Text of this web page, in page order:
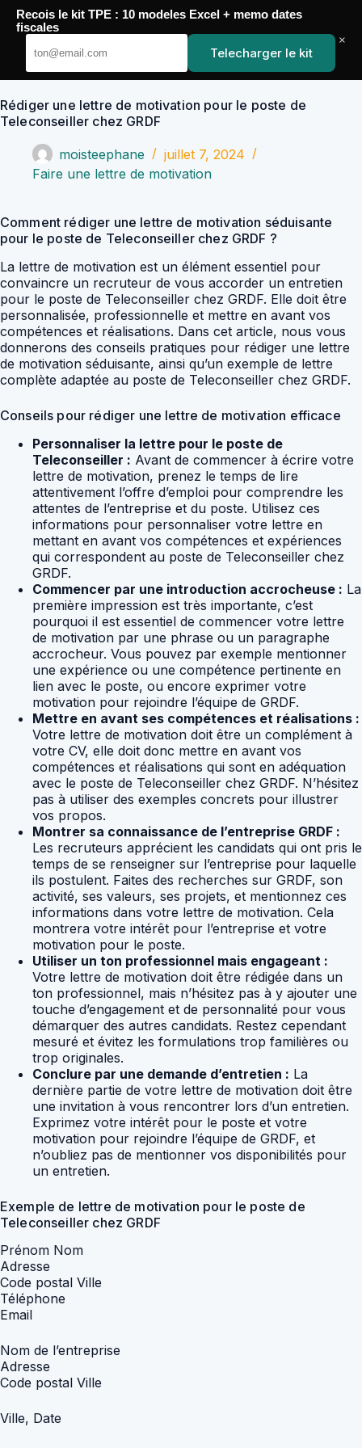
Passer
contenu
YoupiJobs
Rédiger une lettre de motivation pour le poste de
Teleconseiller chez GRDF
moisteephane
juillet 7, 2024
Faire une lettre de motivation
Comment rédiger une lettre de motivation séduisante
pour le poste de Teleconseiller chez GRDF ?
La lettre de motivation est un élément essentiel pour
convaincre un recruteur de vous accorder un entretien
pour le poste de Teleconseiller chez GRDF. Elle doit être
personnalisée, professionnelle et mettre en avant vos
compétences et réalisations. Dans cet article, nous vous
donnerons des conseils pratiques pour rédiger une lettre
de motivation séduisante, ainsi qu’un exemple de lettre
complète adaptée au poste de Teleconseiller chez GRDF.
Conseils pour rédiger une lettre de motivation efficace
Personnaliser la lettre pour le poste de
Teleconseiller : Avant de commencer à écrire votre
lettre de motivation, prenez le temps de lire
attentivement l’offre d’emploi pour comprendre les
attentes de l’entreprise et du poste. Utilisez ces
informations pour personnaliser votre lettre en
mettant en avant vos compétences et expériences
qui correspondent au poste de Teleconseiller chez
GRDF.
Commencer par une introduction accrocheuse : La
première impression est très importante, c’est
pourquoi il est essentiel de commencer votre lettre
de motivation par une phrase ou un paragraphe
accrocheur. Vous pouvez par exemple mentionner
une expérience ou une compétence pertinente en
lien avec le poste, ou encore exprimer votre
motivation pour rejoindre l’équipe de GRDF.
Mettre en avant ses compétences et réalisations :
Votre lettre de motivation doit être un complément à
votre CV, elle doit donc mettre en avant vos
compétences et réalisations qui sont en adéquation
avec le poste de Teleconseiller chez GRDF. N’hésitez
pas à utiliser des exemples concrets pour illustrer
vos propos.
Montrer sa connaissance de l’entreprise GRDF :
Les recruteurs apprécient les candidats qui ont pris le
temps de se renseigner sur l’entreprise pour laquelle
ils postulent. Faites des recherches sur GRDF, son
activité, ses valeurs, ses projets, et mentionnez ces
informations dans votre lettre de motivation. Cela
montrera votre intérêt pour l’entreprise et votre
motivation pour le poste.
Utiliser un ton professionnel mais engageant :
Votre lettre de motivation doit être rédigée dans un
ton professionnel, mais n’hésitez pas à y ajouter une
touche d’engagement et de personnalité pour vous
démarquer des autres candidats. Restez cependant
mesuré et évitez les formulations trop familières ou
trop originales.
Conclure par une demande d’entretien : La
dernière partie de votre lettre de motivation doit être
une invitation à vous rencontrer lors d’un entretien.
Exprimez votre intérêt pour le poste et votre
motivation pour rejoindre l’équipe de GRDF, et
n’oubliez pas de mentionner vos disponibilités pour
un entretien.
Exemple de lettre de motivation pour le poste de
Teleconseiller chez GRDF
Prénom Nom
Adresse
Code postal Ville
Téléphone
Email
Nom de l’entreprise
Adresse
Code postal Ville
Ville, Date
Recois le kit TPE : 10 modeles Excel + memo dates
fiscales
Telecharger le kit
×